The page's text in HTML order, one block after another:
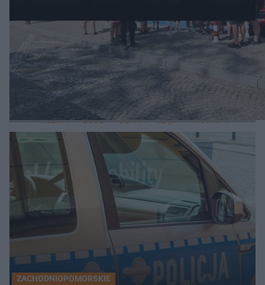
WIĘCEJ
LOKALNE
WARSZAWA ŁÓDŹ POZNAŃ ŚLĄSK TRÓJMIASTO
ZACHODNIOPOMORSKIE